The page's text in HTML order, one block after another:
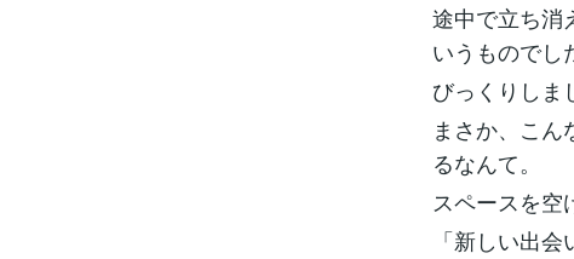
途中で立ち消
いうものでし
びっくりしま
まさか、こ
るなんて。
スペースを空
「新しい出会